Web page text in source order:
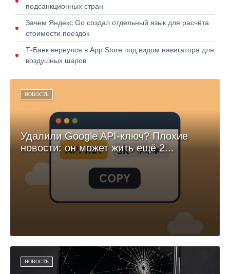
подсанкционных стран
Зачем Яндекс Go создал отдельный язык для расчёта
стоимости поездок
Т-Банк вернулся в App Store под видом навигатора для
воздушных шаров
НОВОСТЬ
Удалили Google API-ключ? Плохие
новости: он может жить ещё 2...
НОВОСТЬ